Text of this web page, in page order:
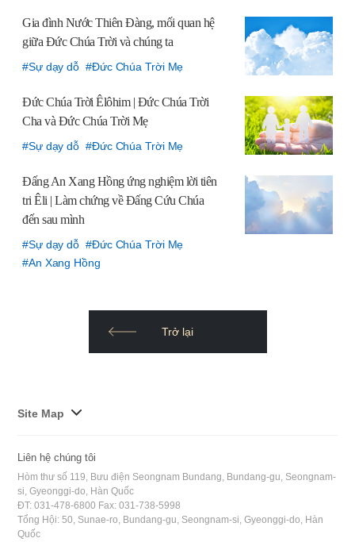
Gia đình Nước Thiên Đàng, mối quan hệ
giữa Đức Chúa Trời và chúng ta
Sự dạy dỗ Đức Chúa Trời Mẹ
Đức Chúa Trời Êlôhim | Đức Chúa Trời
Cha và Đức Chúa Trời Mẹ
Sự dạy dỗ Đức Chúa Trời Mẹ
Đấng An Xang Hồng ứng nghiệm lời tiên
tri Êli | Làm chứng về Đấng Cứu Chúa
đến sau mình
Sự dạy dỗ
Đức Chúa Trời Mẹ
An Xang Hồng
Trở lại
Site Map
사
전
체
보
Liên hệ chúng tôi
Hòm thư số 119, Bưu điện Seongnam Bundang, Bundang-gu, Seongnam-
si, Gyeonggi-do, Hàn Quốc
ĐT: 031-478-6800 Fax: 031-738-5998
Tổng Hội: 50, Sunae-ro, Bundang-gu, Seongnam-si, Gyeonggi-do, Hàn
Quốc